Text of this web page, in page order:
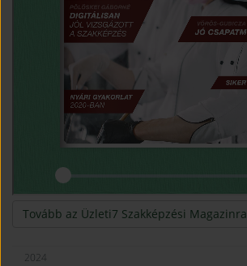
Tovább az Üzleti7 Szakképzési Magazinra
2024